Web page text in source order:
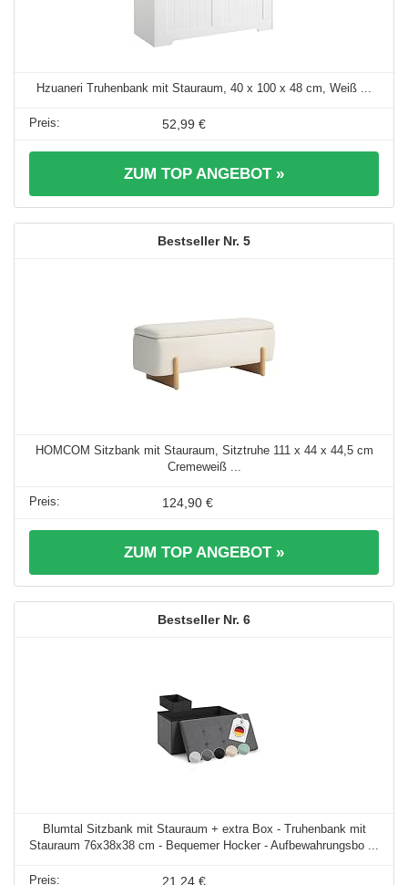
Hzuaneri Truhenbank mit Stauraum, 40 x 100 x 48 cm, Weiß ...
52,99 €
ZUM TOP ANGEBOT »
5
HOMCOM Sitzbank mit Stauraum, Sitztruhe 111 x 44 x 44,5 cm
Cremeweiß ...
124,90 €
ZUM TOP ANGEBOT »
6
Blumtal Sitzbank mit Stauraum + extra Box - Truhenbank mit
Stauraum 76x38x38 cm - Bequemer Hocker - Aufbewahrungsbo ...
21,24 €